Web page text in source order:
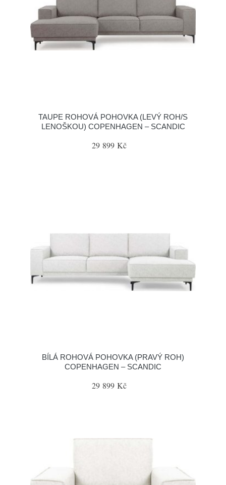
TAUPE ROHOVÁ POHOVKA (LEVÝ ROH/S
LENOŠKOU) COPENHAGEN – SCANDIC
29 899 Kč
BÍLÁ ROHOVÁ POHOVKA (PRAVÝ ROH)
COPENHAGEN – SCANDIC
29 899 Kč